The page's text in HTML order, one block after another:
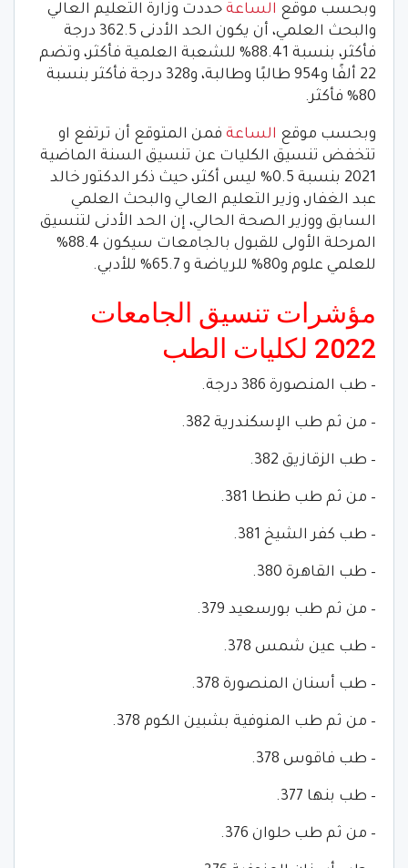
وبحسب موقع الساعة حددت وزارة التعليم العالي
والبحث العلمي، أن يكون الحد الأدنى 362.5 درجة
فأكثر، بنسبة 88.41% للشعبة العلمية فأكثر، وتضم
22 ألفًا و954 طالبًا وطالبة، و328 درجة فأكثر بنسبة
80% فأكثر.
وبحسب موقع الساعة فمن المتوقع أن ترتفع او
تتخفض تنسيق الكليات عن تنسيق السنة الماضية
2021 بنسبة 0.5% ليس أكثر، حيث ذكر الدكتور خالد
عبد الغفار، وزير التعليم العالي والبحث العلمي
السابق ووزير الصحة الحالي، إن الحد الأدنى لتنسيق
المرحلة الأولى للقبول بالجامعات سيكون 88.4%
للعلمي علوم و80% للرياضة و 65.7% للأدبي.
مؤشرات تنسيق الجامعات
2022 لكليات الطب
– طب المنصورة 386 درجة.
– من ثم طب الإسكندرية 382.
– طب الزقازيق 382.
– من ثم طب طنطا 381.
– طب كفر الشيخ 381.
– طب القاهرة 380.
– من ثم طب بورسعيد 379.
– طب عين شمس 378.
– طب أسنان المنصورة 378.
– من ثم طب المنوفية بشبين الكوم 378.
– طب فاقوس 378.
– طب بنها 377.
– من ثم طب حلوان 376.